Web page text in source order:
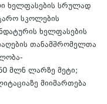
ხელფასების სრულად
სკოლების
ხელფასების
თანამშრომელთა
მლნ ლარზე მეტი;
მიიმართება